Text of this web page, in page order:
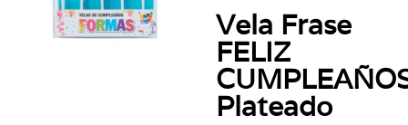
Vela Frase
FELIZ
Plateado